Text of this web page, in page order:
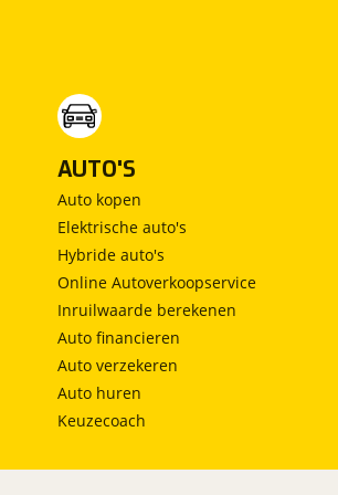
AUTO'S
Auto kopen
Elektrische auto's
Hybride auto's
Online Autoverkoopservice
Inruilwaarde berekenen
Auto financieren
Auto verzekeren
Auto huren
Keuzecoach